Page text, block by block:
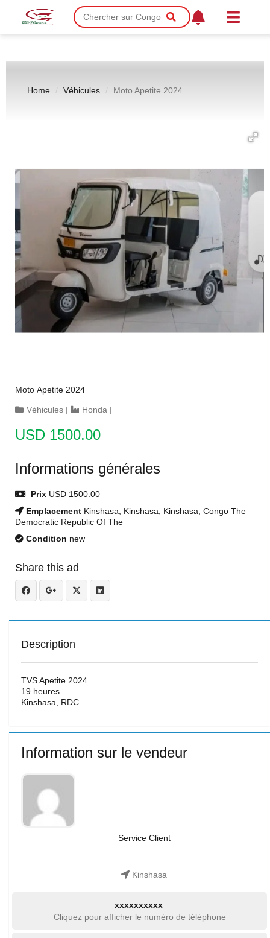
Home Véhicules Moto Apetite 2024
Moto Apetite 2024
Véhicules | Honda |
USD 1500.00
Informations générales
Prix USD 1500.00
Emplacement Kinshasa, Kinshasa, Kinshasa, Congo The
Democratic Republic Of The
Condition new
Share this ad
Description
TVS Apetite 2024
19 heures
Kinshasa, RDC
Information sur le vendeur
Service Client
Kinshasa
xxxxxxxxxx
Cliquez pour afficher le numéro de téléphone